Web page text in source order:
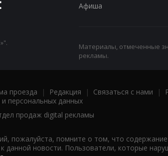
Афиша
Материалы, отмеченные
рекламы.
проезда | Редакция | Связаться с нами |
персональных данных
продаж digital рекламы
пожалуйста, помните о том, что
новости. Пользователи, которые